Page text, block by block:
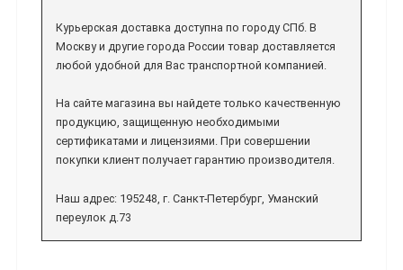
Курьерская доставка доступна по городу СПб. В
Москву и другие города России товар доставляется
любой удобной для Вас транспортной компанией.
На сайте магазина вы найдете только качественную
продукцию, защищенную необходимыми
сертификатами и лицензиями. При совершении
покупки клиент получает гарантию производителя.
Наш адрес: 195248, г. Санкт-Петербург, Уманский
переулок д.73